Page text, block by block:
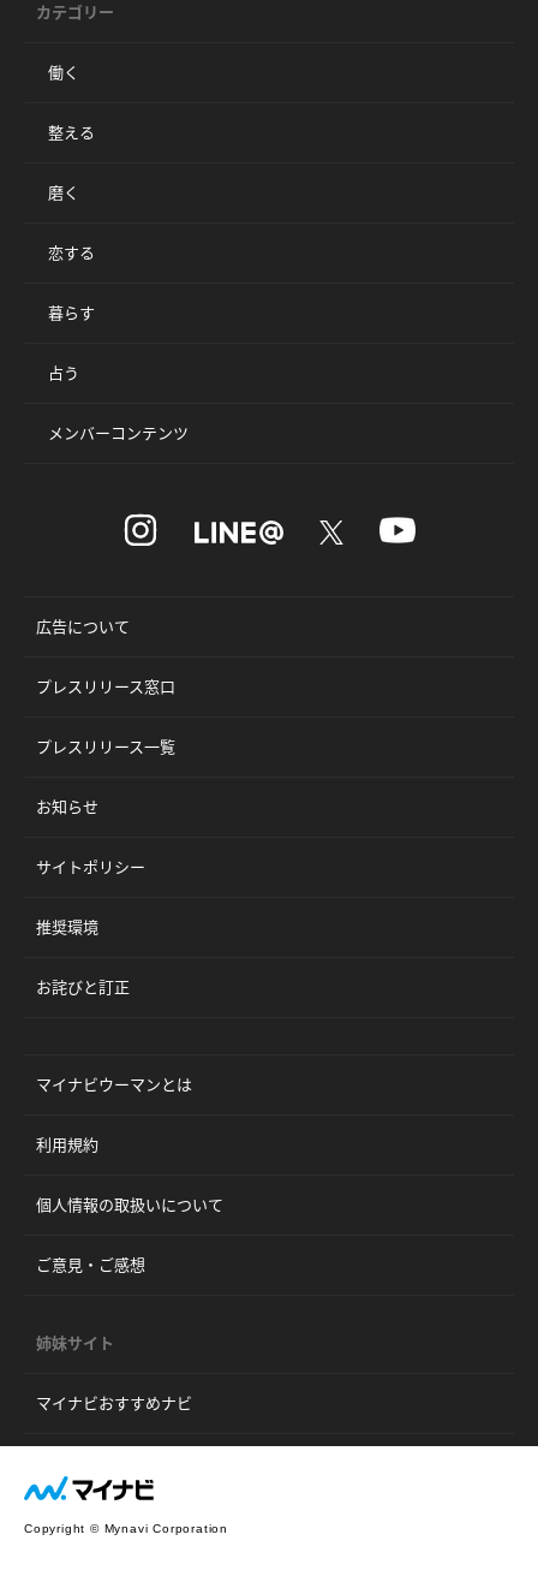
カテゴリー
働く
整える
磨く
恋する
暮らす
占う
メンバーコンテンツ
広告について
プレスリリース窓口
プレスリリース一覧
お知らせ
サイトポリシー
推奨環境
お詫びと訂正
マイナビウーマンとは
利用規約
個人情報の取扱いについて
ご意見・ご感想
姉妹サイト
マイナビおすすめナビ
Copyright © Mynavi Corporation